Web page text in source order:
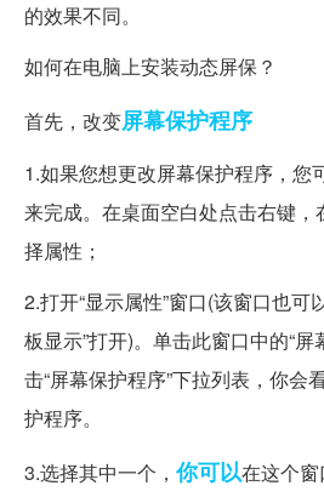
的效果不同。
如何在电脑上安装动态屏保？
首先，改变屏幕保护程序
1.如果您想更改屏幕保护程序，您
来完成。在桌面空白处点击右键
择属性；
2.打开“显示属性”窗口(该窗口也可
板显示”打开)。单击此窗口中的“
击“屏幕保护程序”下拉列表，你会
护程序。
3.选择其中一个，你可以在这个窗